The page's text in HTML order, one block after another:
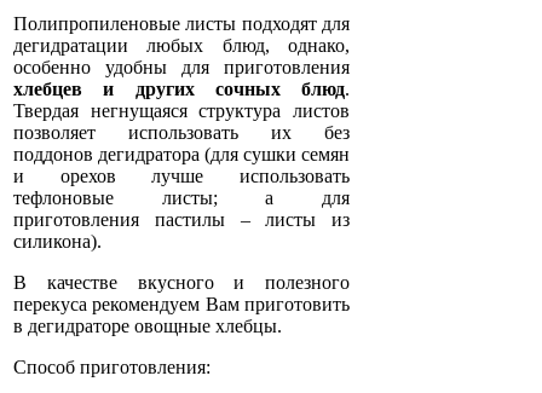
Полипропиленовые листы подходят для
дегидратации любых блюд, однако,
особенно удобны для приготовления
хлебцев и других сочных блюд.
Твердая негнущаяся структура листов
позволяет использовать их без
поддонов дегидратора (для сушки семян
и орехов лучше использовать
тефлоновые листы; а для
приготовления пастилы – листы из
силикона).
В качестве вкусного и полезного
перекуса рекомендуем Вам приготовить
в дегидраторе овощные хлебцы.
Способ приготовления: